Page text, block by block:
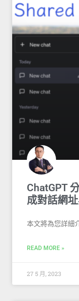
ChatGPT
成對話網
本文將為您詳細
READ MORE »
27 5 月, 2023